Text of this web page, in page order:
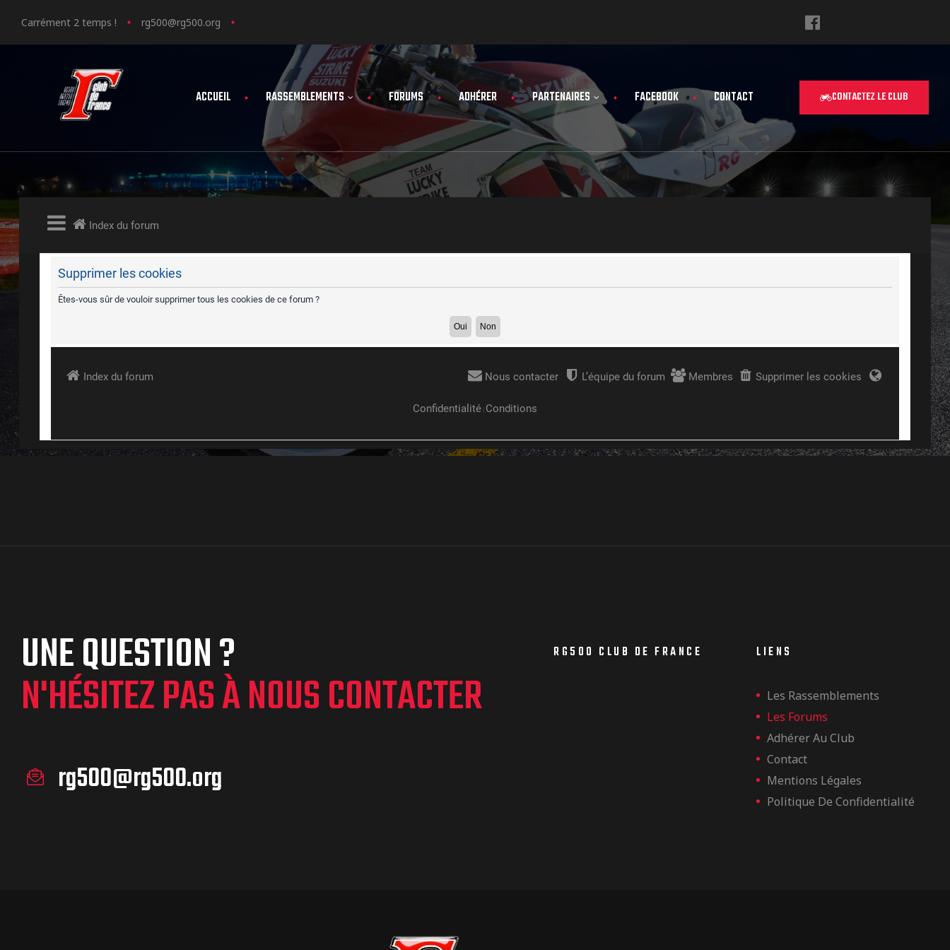
Carrément 2 temps ! rg500@rg500.org
ACCUEIL RASSEMBLEMENTS FORUMS ADHÉRER PARTENAIRES FACEBOOK CONTACT CONTACTEZ LE CLUB
UNE QUESTION ?
N'HÉSITEZ PAS À NOUS CONTACTER
rg500@rg500.org
RG500 CLUB DE FRANCE LIENS
Les Rassemblements
Les Forums
Adhérer Au Club
Contact
Mentions Légales
Politique De Confidentialité